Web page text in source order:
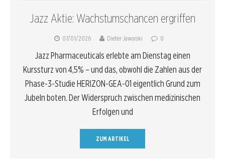
Jazz Aktie: Wachstumschancen ergriffen
07/01/2026 Dieter Jaworski 0
Jazz Pharmaceuticals erlebte am Dienstag einen
Kurssturz von 4,5% – und das, obwohl die Zahlen aus der
Phase-3-Studie HERIZON-GEA-01 eigentlich Grund zum
Jubeln boten. Der Widerspruch zwischen medizinischen
Erfolgen und
ZUM ARTIKEL